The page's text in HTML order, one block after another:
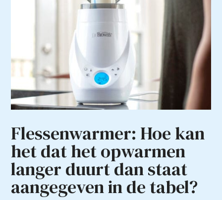
Flessenwarmer: Hoe kan
het dat het opwarmen
langer duurt dan staat
aangegeven in de tabel?